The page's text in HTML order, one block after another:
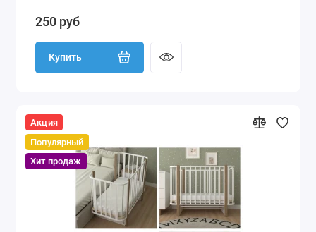
250 руб
Купить
Акция
Популярный
Хит продаж